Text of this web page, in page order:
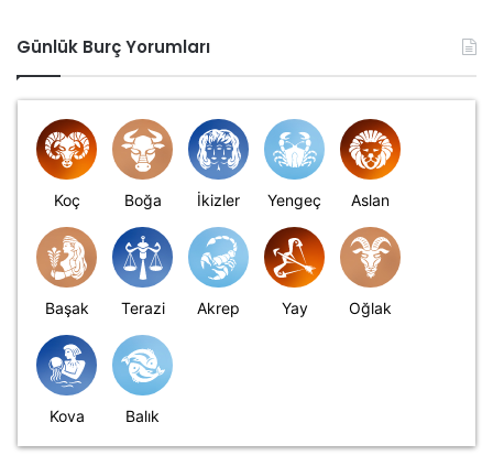
Günlük Burç Yorumları
Koç Boğa İkizler Yengeç Aslan
Başak Terazi Akrep Yay Oğlak
Kova Balık